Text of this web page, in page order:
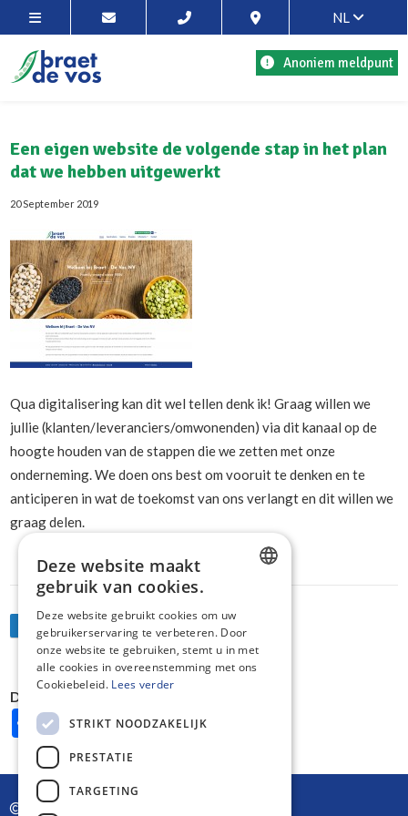
NL
Anoniem meldpunt
Een eigen website de volgende stap in het plan
dat we hebben uitgewerkt
20 September 2019
Qua digitalisering kan dit wel tellen denk ik! Graag willen we
jullie (klanten/leveranciers/omwonenden) via dit kanaal op de
hoogte houden van de stappen die we zetten met onze
onderneming. We doen ons best om vooruit te denken en te
anticiperen in wat de toekomst van ons verlangt en dit willen we
graag delen.
Terug naar nieuwsoverzicht
Deel dit nieuwsbericht
ShareFacebookTwitterPinterestWhatsApp
ENGLISH
Deze website maakt
gebruik van cookies.
Deze website gebruikt cookies om uw
gebruikerservaring te verbeteren. Door
onze website te gebruiken, stemt u in met
alle cookies in overeenstemming met ons
Cookiebeleid. Lees verder
STRIKT NOODZAKELIJK
PRESTATIE
TARGETING